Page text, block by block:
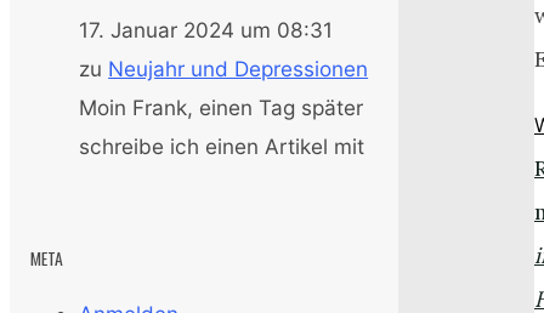
17. Januar 2024 um 08:31
zu Neujahr und Depressionen
Moin Frank, einen Tag später
schreibe ich einen Artikel mit
META